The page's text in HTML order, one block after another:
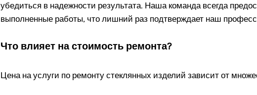
убедиться в надежности результата. Наша команда всегда
выполненные работы, что лишний раз подтверждает наш
Что влияет на стоимость ремонта?
Цена на услуги по ремонту стеклянных изделий зависит от